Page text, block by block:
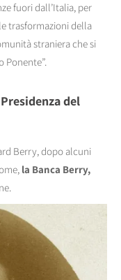
fuori dall’Italia, per
trasformazioni della
straniera che si
Ponente”.
del
Berry, dopo alcuni
la Banca Berry,